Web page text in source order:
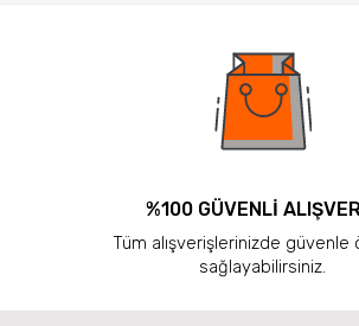
%100 GÜVENLİ
Tüm alışverişlerinizde güvenle
sağlayabilirsiniz.